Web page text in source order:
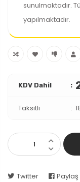
sunulmaktadır.
yapılmaktadır.
KDV Dahil
Taksitli
Twitter Paylaş